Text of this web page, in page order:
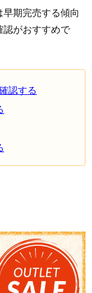
期完売する傾向
認がおすすめで
認する